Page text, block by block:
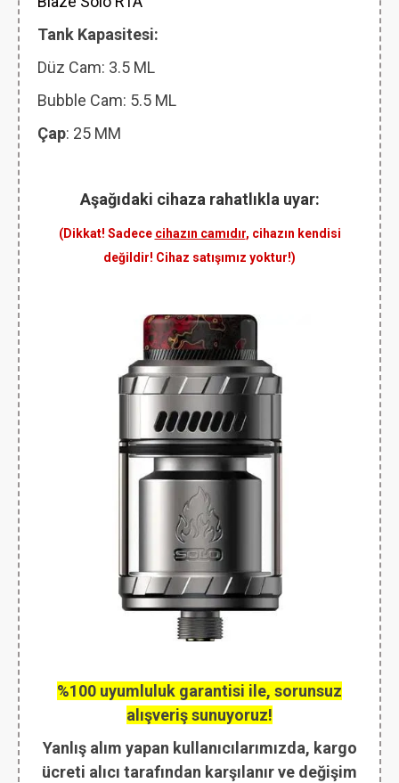
Tank Kapasitesi:
Düz Cam: 3.5 ML
Bubble Cam: 5.5 ML
Çap: 25 MM
Aşağıdaki cihaza rahatlıkla uyar:
(Dikkat! Sadece cihazın camıdır, cihazın kendisi
değildir! Cihaz satışımız yoktur!)
%100 uyumluluk garantisi ile, sorunsuz
alışveriş sunuyoruz!
Yanlış alım yapan kullanıcılarımızda, kargo
ücreti alıcı tarafından karşılanır ve değişim